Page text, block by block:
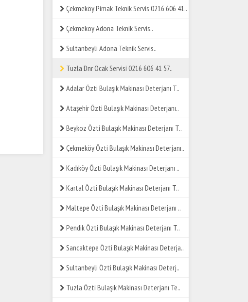
Çekmeköy Pimak Teknik Servis 0216 606 41..
Çekmeköy Adona Teknik Servis..
Sultanbeyli Adona Teknik Servis..
Tuzla Dnr Ocak Servisi 0216 606 41 57..
Adalar Özti Bulaşık Makinası Deterjanı T..
Ataşehir Özti Bulaşık Makinası Deterjanı..
Beykoz Özti Bulaşık Makinası Deterjanı T..
Çekmeköy Özti Bulaşık Makinası Deterjanı..
Kadıköy Özti Bulaşık Makinası Deterjanı ..
Kartal Özti Bulaşık Makinası Deterjanı T..
Maltepe Özti Bulaşık Makinası Deterjanı ..
Pendik Özti Bulaşık Makinası Deterjanı T..
Sancaktepe Özti Bulaşık Makinası Deterja..
Sultanbeyli Özti Bulaşık Makinası Deterj..
Tuzla Özti Bulaşık Makinası Deterjanı Te..